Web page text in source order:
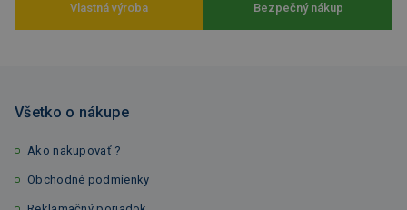
Vlastná výroba Bezpečný nákup
Všetko o nákupe
Ako nakupovať ?
Obchodné podmienky